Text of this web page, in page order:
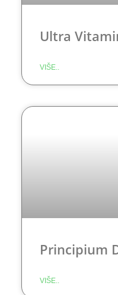
Ultra
VIŠE..
Principium
VIŠE..